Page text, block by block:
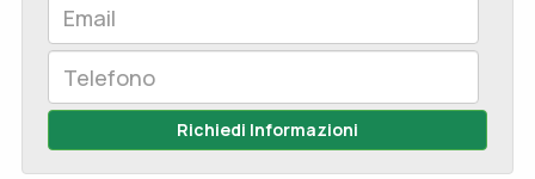
Richiedi Informazioni